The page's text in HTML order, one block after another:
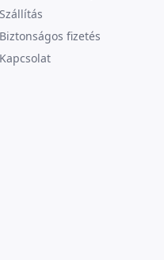
Szállítás
Biztonságos fizetés
Kapcsolat